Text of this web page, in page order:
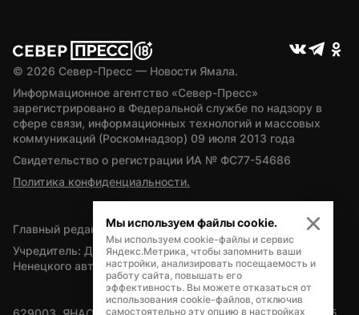
© 2026 Север-Пресс — Новости Ямала.
Информационное агентство «Север-Пресс»
зарегистрировано в Федеральной службе по надзору в
сфере связи, информационных технологий и массовых
коммуникаций (Роскомнадзор) 09 июля 2013 года
Свидетельство о регистрации ИА № ФС77-54686
Политика конфиденциальности.
Главный редактор — А.Л. Поздеев
Учредитель: Департамент внутренней политики Ямало-
Ненецкого автономного округа
Мы используем файлы cookie.
Мы используем cookie-файлы и сервис
Яндекс.Метрика, чтобы запомнить ваши
настройки, анализировать посещаемость и
работу сайта, повышать его
эффективность. Вы можете отказаться от
использования cookie-файлов, отключив
самостоятельно эту опцию в настройках